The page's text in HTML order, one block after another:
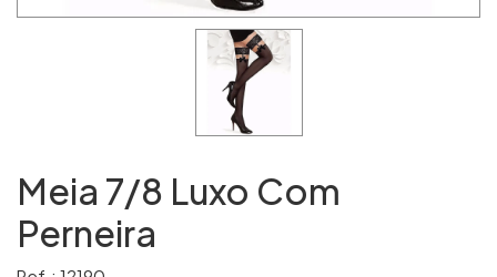
Meia 7/8 Luxo Com
Perneira